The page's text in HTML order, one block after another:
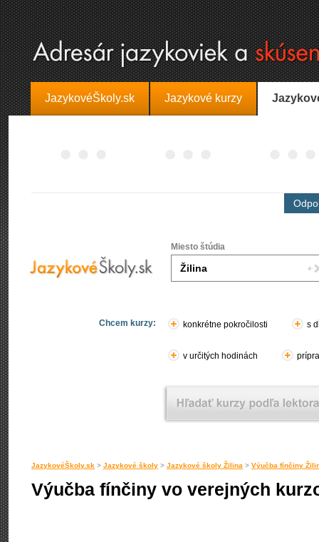
JazykovéŠkoly.sk Jazykové kurzy
Miesto štúdia
Chcem kurzy: konkrétne pokročilosti s
v určitých hodinách
JazykovéŠkoly.sk > Jazykové školy > Jazykové školy Žilina > Výučba fínčiny
Výučba fínčiny vo verejných